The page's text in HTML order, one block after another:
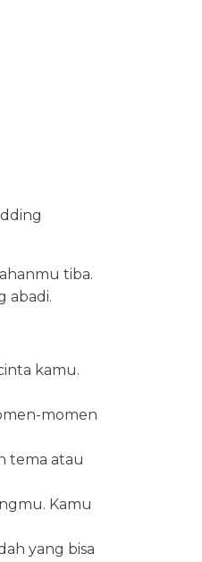
tiba.
abadi.
kamu.
momen
tema atau
Kamu
yang bisa